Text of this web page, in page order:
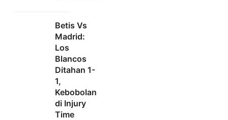
Betis Vs
Madrid:
Los
Blancos
Ditahan 1-
1,
Kebobolan
di Injury
Time